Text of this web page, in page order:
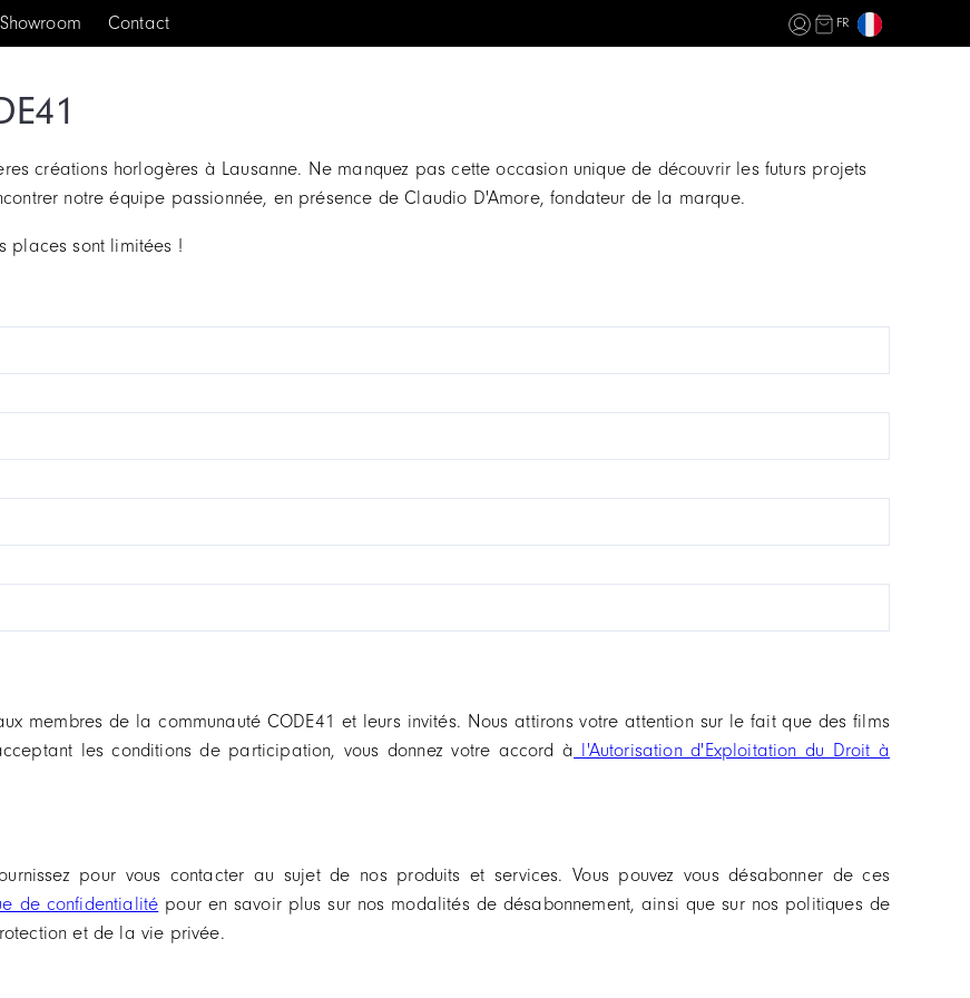
Showroom Contact FR
créations horlogères à Lausanne. Ne manquez pas cette occasion unique de découvrir les futurs projets
notre équipe passionnée, en présence de Claudio D'Amore, fondateur de la marque.
places sont limitées !
membres de la communauté CODE41 et leurs invités. Nous attirons votre attention sur le fait que des films
les conditions de participation, vous donnez votre accord à l'Autorisation d'Exploitation du Droit à
pour vous contacter au sujet de nos produits et services. Vous pouvez vous désabonner de ces
de confidentialité pour en savoir plus sur nos modalités de désabonnement, ainsi que sur nos politiques de
et de la vie privée.